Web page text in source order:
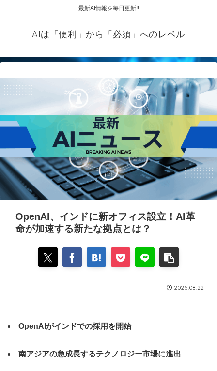
最新AI情報を毎日更新‼
AIは「便利」から「必須」へのレベル
OpenAI、インドに新オフィス設立！AI革
命が加速する新たな拠点とは？
2025.08.22
OpenAIがインドでの採用を開始
南アジアの急成長するテクノロジー市場に進出